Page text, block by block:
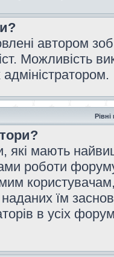
автором
Можливість
Рівні
які мають
роботи
наданих їм
в усіх